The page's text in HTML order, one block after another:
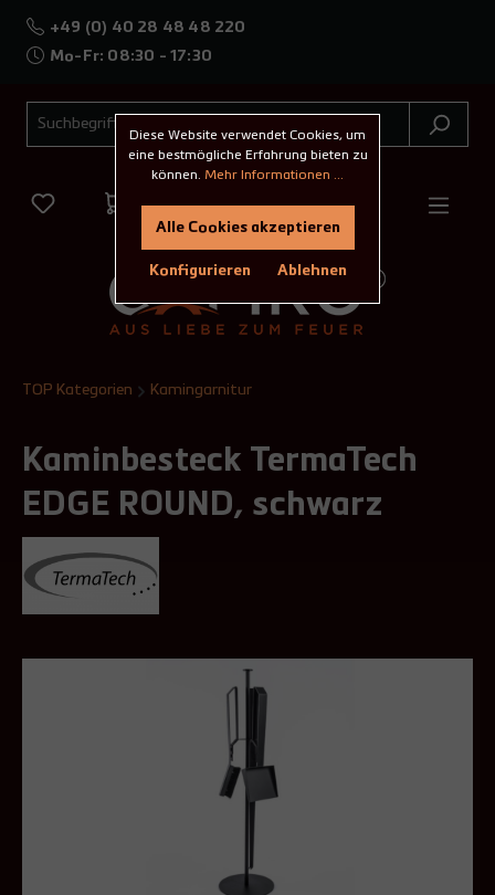
+49 (0) 40 28 48 48 220
Mo-Fr: 08:30 - 17:30
TOP Kategorien Kamingarnitur
Kaminbesteck TermaTech
EDGE ROUND, schwarz
Diese Website verwendet Cookies, um
eine bestmögliche Erfahrung bieten zu
können. Mehr Informationen ...
Ablehnen
Konfigurieren
Alle Cookies akzeptieren